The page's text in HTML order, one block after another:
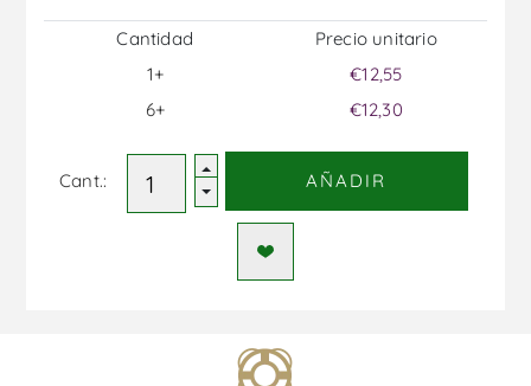
Cantidad
1+
6+
Precio unitario
€12,55
€12,30
Cant.: AÑADIR